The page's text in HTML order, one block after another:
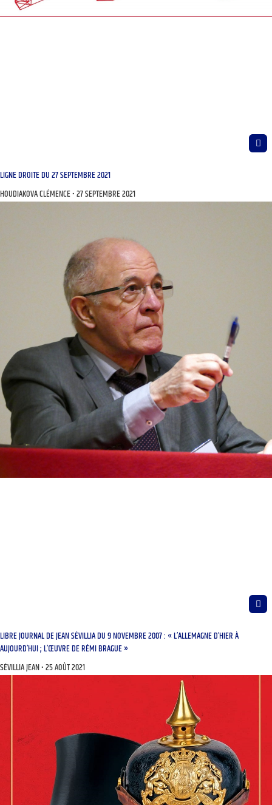
LIGNE DROITE DU 27 SEPTEMBRE 2021
HOUDIAKOVA CLÉMENCE 27 SEPTEMBRE 2021
LIBRE JOURNAL DE JEAN SÉVILLIA DU 9 NOVEMBRE 2007 : « L’ALLEMAGNE D’HIER À
AUJOURD’HUI ; L’ŒUVRE DE RÉMI BRAGUE »
SÉVILLIA JEAN 25 AOÛT 2021